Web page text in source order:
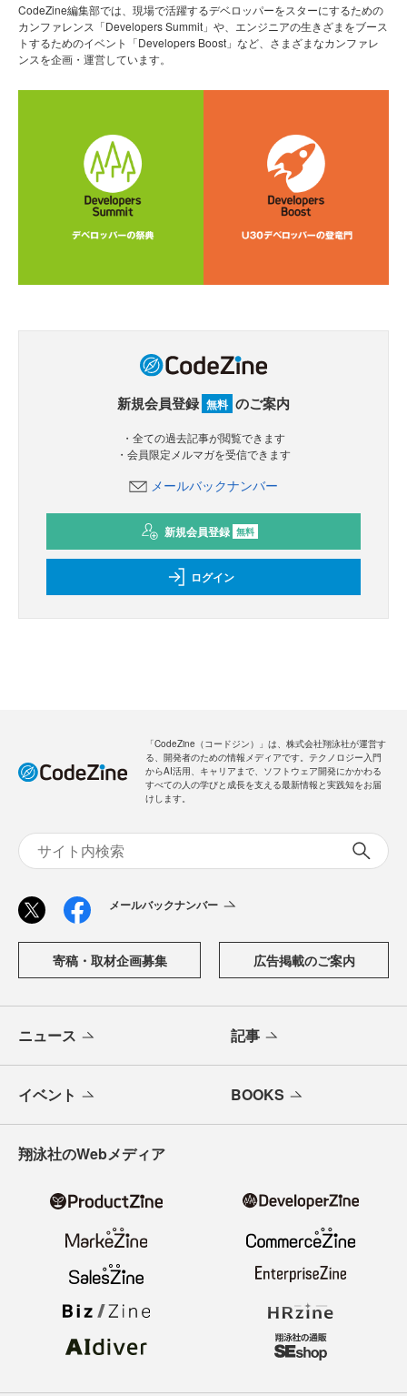
CodeZine編集部では、現場で活躍するデベロッパーをスターにするための
カンファレンス「Developers Summit」や、エンジニアの生きざまをブース
トするためのイベント「Developers Boost」など、さまざまなカンファレ
ンスを企画・運営しています。
新規会員登録 無料 のご案内
・全ての過去記事が閲覧できます
・会員限定メルマガを受信できます
メールバックナンバー
新規会員登録 無料
ログイン
「CodeZine（コードジン）」は、株式会社翔泳社が運営す
る、開発者のための情報メディアです。テクノロジー入門
からAI活用、キャリアまで、ソフトウェア開発にかかわる
すべての人の学びと成長を支える最新情報と実践知をお届
けします。
メールバックナンバー
寄稿・取材企画募集 広告掲載のご案内
ニュース 記事
イベント BOOKS
翔泳社のWebメディア